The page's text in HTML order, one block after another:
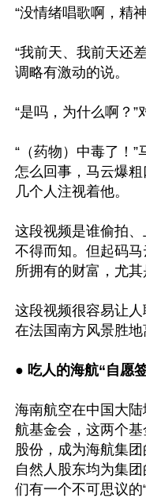
“没情绪唱歌啊，精
“我前天、我前天还
调略有激动的说。
“是吗，为什么啊？”
“（药物）中毒了！
怎么回事，马云爆粗
几个人注视着他。
这段视频是谁偷拍
不得而知。但起码
所拥有的财富，尤其
这段视频很容易让
在法国南方风景胜地
● 吃人的海航“自愿
海南航空在中国大
航基金会，这两个
股份，成为海航集
自然人股东均为集
们有一个不可思议的